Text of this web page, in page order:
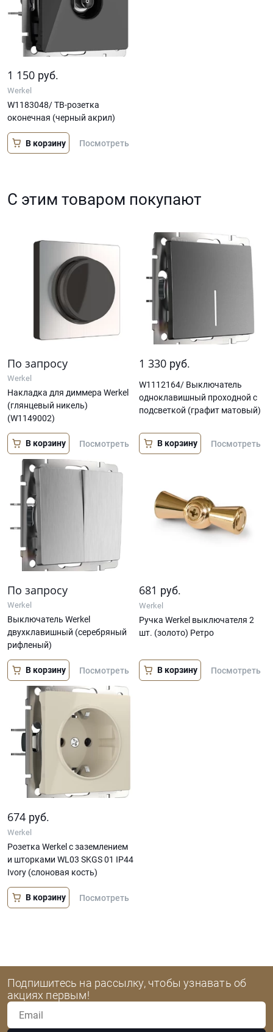
1 150 руб.
Werkel
W1183048/ ТВ-розетка
оконечная (черный акрил)
В корзину Посмотреть
С этим товаром покупают
По запросу
Werkel
Накладка для диммера Werkel
(глянцевый никель)
(W1149002)
В корзину Посмотреть
1 330 руб.
W1112164/ Выключатель
одноклавишный проходной с
подсветкой (графит матовый)
В корзину Посмотреть
По запросу
Werkel
Выключатель Werkel
двухклавишный (серебряный
рифленый)
В корзину Посмотреть
681 руб.
Werkel
Ручка Werkel выключателя 2
шт. (золото) Ретро
В корзину Посмотреть
674 руб.
Werkel
Розетка Werkel с заземлением
и шторками WL03 SKGS 01 IP44
Ivory (слоновая кость)
В корзину Посмотреть
Подпишитесь на рассылку, чтобы узнавать об
акциях первым!